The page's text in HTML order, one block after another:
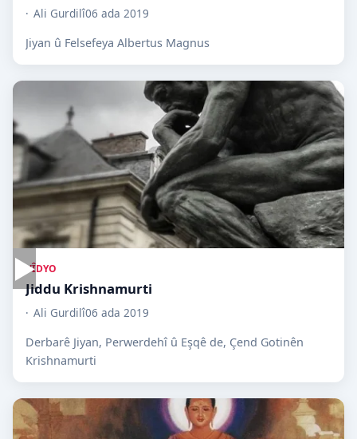
Ali Gurdilî06 ada 2019
Jiyan û Felsefeya Albertus Magnus
▶VÎDYO
Jiddu Krishnamurti
Ali Gurdilî06 ada 2019
Derbarê Jiyan, Perwerdehî û Eşqê de, Çend Gotinên
Krishnamurti